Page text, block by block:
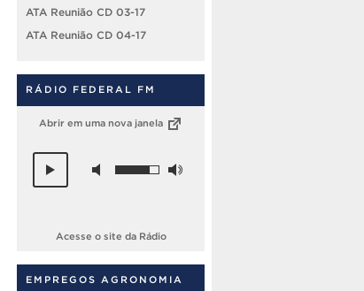
ATA Reunião CD 03-17
ATA Reunião CD 04-17
RÁDIO FEDERAL FM
Abrir em uma nova janela
Acesse o site da Rádio
EMPREGOS AGRONOMIA